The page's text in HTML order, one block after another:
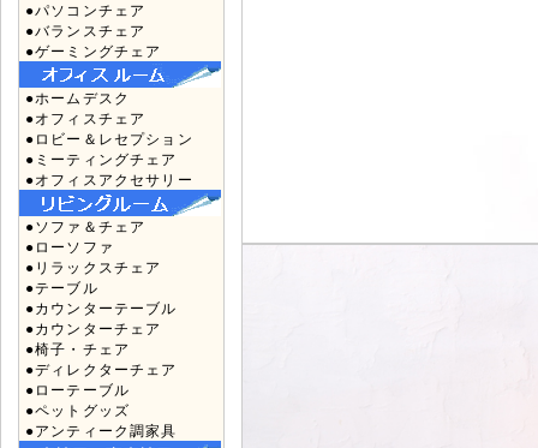
●パソコンチェア
●バランスチェア
●ゲーミングチェア
●ホームデスク
●オフィスチェア
●ロビー＆レセプション
●ミーティングチェア
●オフィスアクセサリー
●ソファ＆チェア
●ローソファ
●リラックスチェア
●テーブル
●カウンターテーブル
●カウンターチェア
●椅子・チェア
●ディレクターチェア
●ローテーブル
●ペットグッズ
●アンティーク調家具